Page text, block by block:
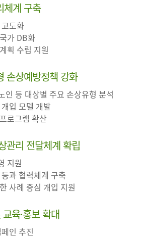
체계 구축
도화
가 DB화
획 수립 지원
손상예방정책 강화
인 등 대상별 주요 손상유형 분석
입 모델 개발
로그램 확산
관리 전달체계 확립
지원
등과 협력체계 구축
사례 중심 개입 지원
육·홍보 확대
인 추진